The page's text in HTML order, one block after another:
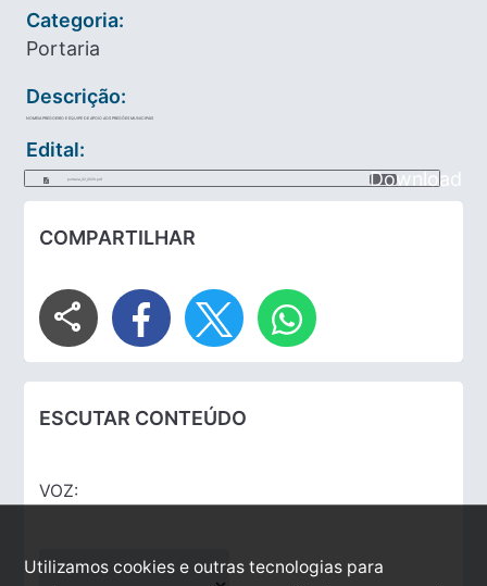
Categoria:
Portaria
Descrição:
NOMEIA PREGOEIRO E EQUIPE DE APOIO AOS PREGÕES MUNICIPAIS
Edital:
portaria_02_2020.pdf Download
COMPARTILHAR
share
ESCUTAR CONTEÚDO
VOZ:
Utilizamos cookies e outras tecnologias para